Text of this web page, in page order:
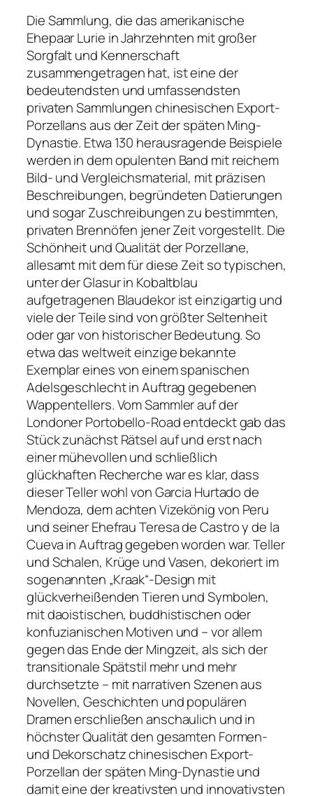
Die Sammlung, die das amerikanische
Ehepaar Lurie in Jahrzehnten mit großer
Sorgfalt und Kennerschaft
zusammengetragen hat, ist eine der
bedeutendsten und umfassendsten
privaten Sammlungen chinesischen Export-
Porzellans aus der Zeit der späten Ming-
Dynastie. Etwa 130 herausragende Beispiele
werden in dem opulenten Band mit reichem
Bild- und Vergleichsmaterial, mit präzisen
Beschreibungen, begründeten Datierungen
und sogar Zuschreibungen zu bestimmten,
privaten Brennöfen jener Zeit vorgestellt. Die
Schönheit und Qualität der Porzellane,
allesamt mit dem für diese Zeit so typischen,
unter der Glasur in Kobaltblau
aufgetragenen Blaudekor ist einzigartig und
viele der Teile sind von größter Seltenheit
oder gar von historischer Bedeutung. So
etwa das weltweit einzige bekannte
Exemplar eines von einem spanischen
Adelsgeschlecht in Auftrag gegebenen
Wappentellers. Vom Sammler auf der
Londoner Portobello-Road entdeckt gab das
Stück zunächst Rätsel auf und erst nach
einer mühevollen und schließlich
glückhaften Recherche war es klar, dass
dieser Teller wohl von Garcia Hurtado de
Mendoza, dem achten Vizekönig von Peru
und seiner Ehefrau Teresa de Castro y de la
Cueva in Auftrag gegeben worden war. Teller
und Schalen, Krüge und Vasen, dekoriert im
sogenannten „Kraak“-Design mit
glückverheißenden Tieren und Symbolen,
mit daoistischen, buddhistischen oder
konfuzianischen Motiven und – vor allem
gegen das Ende der Mingzeit, als sich der
transitionale Spätstil mehr und mehr
durchsetzte – mit narrativen Szenen aus
Novellen, Geschichten und populären
Dramen erschließen anschaulich und in
höchster Qualität den gesamten Formen-
und Dekorschatz chinesischen Export-
Porzellan der späten Ming-Dynastie und
damit eine der kreativsten und innovativsten